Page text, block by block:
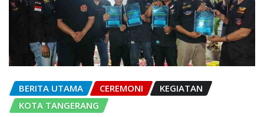
BERITA UTAMA CEREMONI
KEGIATAN
KOTA TANGERANG